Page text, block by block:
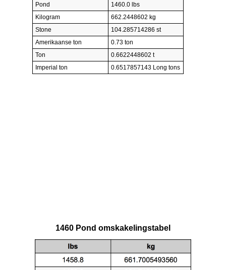
Pond
1460.0 lbs
Kilogram
662.2448602 kg
Stone
104.285714286 st
Amerikaanse ton
0.73 ton
Ton
0.6622448602 t
Imperial ton
0.6517857143 Long tons
1460 Pond omskakelingstabel